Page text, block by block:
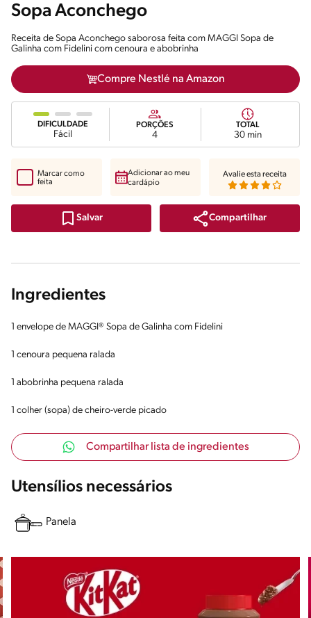
Sopa Aconchego
Receita de Sopa Aconchego saborosa feita com MAGGI Sopa de
Galinha com Fidelini com cenoura e abobrinha
Compre Nestlé na Amazon
DIFICULDADE
Fácil
PORÇÕES
4
TOTAL
30 min
Salvar Compartilhar
Marcar como
feita
Adicionar ao meu
cardápio
Avalie esta receita
Ingredientes
1 envelope de MAGGI® Sopa de Galinha com Fidelini
1 cenoura pequena ralada
1 abobrinha pequena ralada
1 colher (sopa) de cheiro-verde picado
Compartilhar lista de ingredientes
Utensílios necessários
Panela